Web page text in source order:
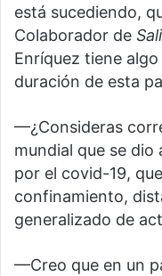
está sucediendo,
Colaborador de
Enríquez tiene
duración de esta
—¿Consideras
mundial que se
por el covid-19,
confinamiento,
generalizado de
—Creo que en un